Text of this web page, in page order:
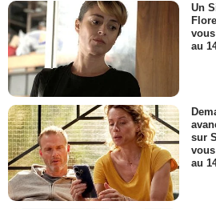
Un
au
sur
au